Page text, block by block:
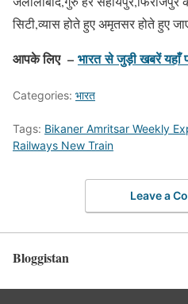
सिटी,व्यास होते हुए अमृतसर होते हुए
आपके लिए – भारत से जुड़ी खबरें यहाँ
Categories: भारत
Tags: Bikaner Amritsar Weekly
Railways New Train
Leave a
Bloggistan